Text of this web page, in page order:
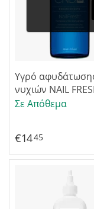
Υγρό
νυχιών NAIL
Σε Απόθεμα
€1445